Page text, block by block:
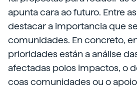
apunta cara ao futuro. Entre
destacar a importancia que
comunidades. En concreto,
prioridades están a análise
afectadas polos impactos, o
coas comunidades ou o